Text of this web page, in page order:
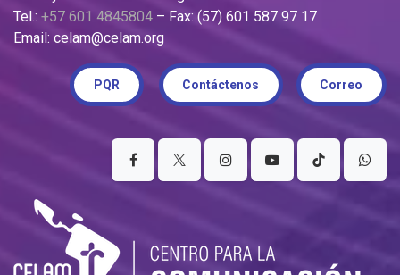
Tel.: +57 601 4845804 – Fax: (57) 601 587 97 17
Email: celam@celam.org
PQR Contáctenos Correo